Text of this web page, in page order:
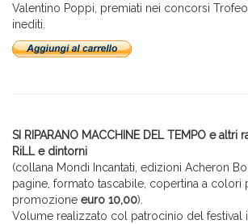
Valentino Poppi, premiati nei concorsi Trofeo
inediti.
SI RIPARANO MACCHINE DEL TEMPO e
RiLL e dintorni
(collana Mondi Incantati, edizioni Acheron
pagine, formato tascabile, copertina a colori
promozione euro 10,00).
Volume realizzato col patrocinio del festival